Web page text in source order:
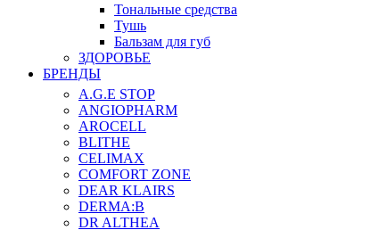
Тональные средства
Тушь
Бальзам для губ
ЗДОРОВЬЕ
БРЕНДЫ
A.G.E STOP
ANGIOPHARM
AROCELL
BLITHE
CELIMAX
COMFORT ZONE
DEAR KLAIRS
DERMA:B
DR ALTHEA